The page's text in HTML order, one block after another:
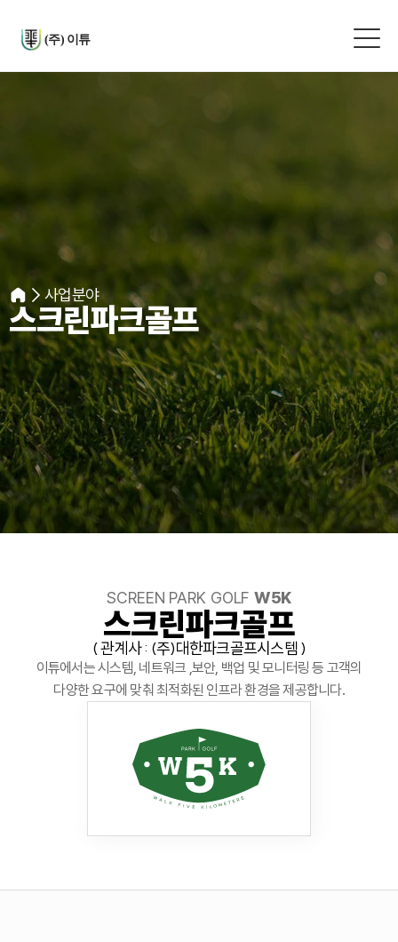
(주) 이튜
사업분야
스크린파크골프
SCREEN PARK GOLFW5K
스크린파크골프
( 관계사 : (주)대한파크골프시스템 )
이튜에서는 시스템, 네트워크 ,보안, 백업 및 모니터링 등 고객의
다양한 요구에 맞춰 최적화된 인프라 환경을 제공합니다.